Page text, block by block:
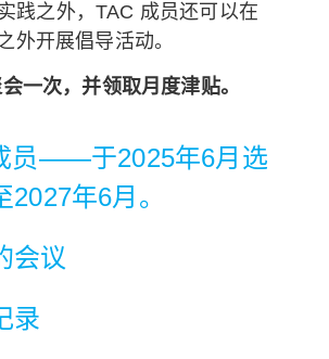
践之外，TAC 成员还可以在
外开展倡导活动。
一次，并领取月度津贴。
员——于2025年6月选
2027年6月。
会议
录